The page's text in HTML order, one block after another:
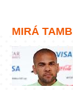
MIRÁ